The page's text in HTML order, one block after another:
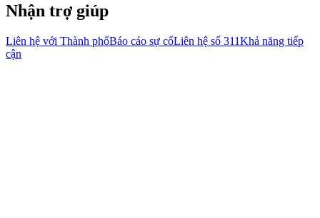
Nhận trợ giúp
Liên hệ với Thành phốBáo cáo sự cốLiên hệ số 311Khả năng tiếp
cận